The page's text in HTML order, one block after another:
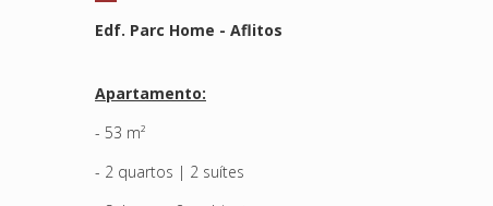
Edf. Parc Home - Aflitos
Apartamento:
- 53 m²
- 2 quartos | 2 suítes